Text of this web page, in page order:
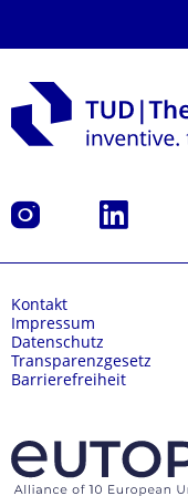
Instagram LinkedIn
Kontakt
Impressum
Datenschutz
Transparenzgesetz
Barrierefreiheit